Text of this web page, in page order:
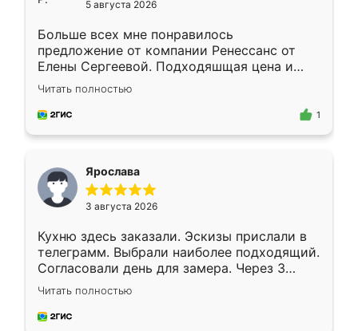
5 августа 2026
Больше всех мне понравилось
предложение от компании Ренессанс от
Елены Сергеевой. Подходяшщая цена и
короткие сроки изготовления. Приехавший
для замера сотрудник Владислав
предложил по моему эскизу самый
Читать полностью
1
Ярослава
3 августа 2026
Кухню здесь заказали. Эскизы прислали в
телеграмм. Выбрали наиболее подходящий.
Согласовали день для замера. Через 3
недели кухня была уже готова. Остались
довольны работой. Спасибо Ренессанс
мебель за качественную работу!
Читать полностью